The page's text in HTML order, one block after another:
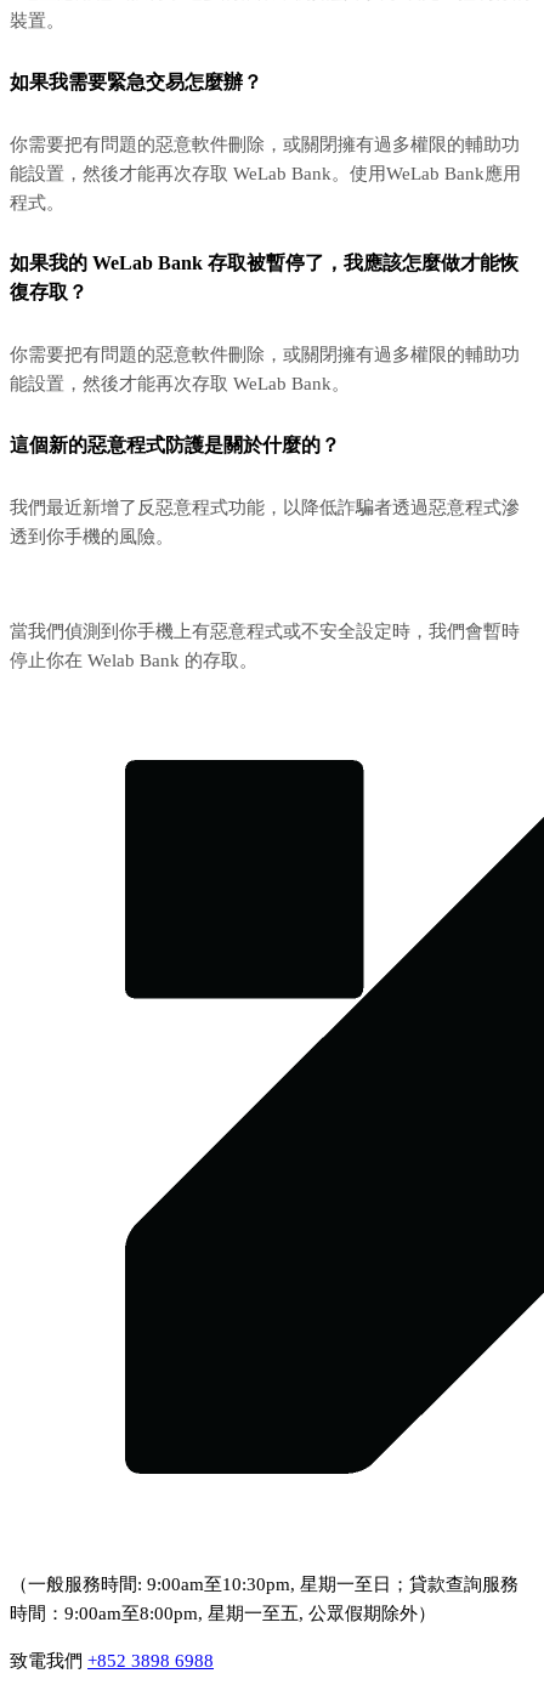
裝置。
如果我需要緊急交易怎麼辦？
你需要把有問題的惡意軟件刪除，或關閉擁有過多權限的輔助功
能設置，然後才能再次存取 WeLab Bank。使用WeLab Bank應用
程式。
如果我的 WeLab Bank 存取被暫停了，我應該怎麼做才能恢
復存取？
你需要把有問題的惡意軟件刪除，或關閉擁有過多權限的輔助功
能設置，然後才能再次存取 WeLab Bank。
這個新的惡意程式防護是關於什麼的？
我們最近新增了反惡意程式功能，以降低詐騙者透過惡意程式滲
透到你手機的風險。
當我們偵測到你手機上有惡意程式或不安全設定時，我們會暫時
停止你在 Welab Bank 的存取。
（一般服務時間: 9:00am至10:30pm, 星期一至日；貸款查詢服務
時間：9:00am至8:00pm, 星期一至五, 公眾假期除外）
致電我們 +852 3898 6988